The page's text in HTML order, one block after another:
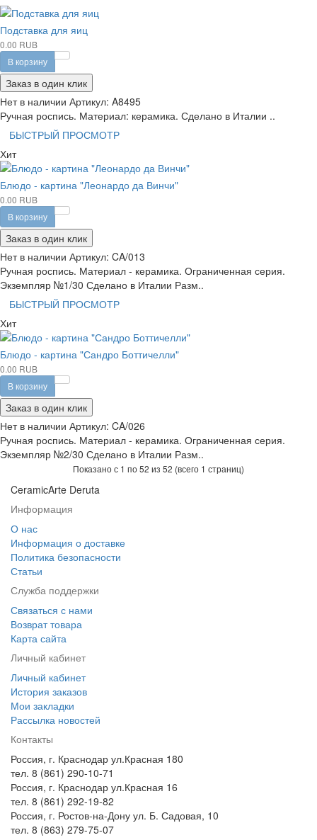
Подставка для яиц
0.00 RUB
В корзину
Заказ в один клик
Нет в наличии Артикул: A8495
Ручная роспись. Материал: керамика. Сделано в Италии ..
БЫСТРЫЙ ПРОСМОТР
Хит
Блюдо - картина "Леонардо да Винчи"
0.00 RUB
В корзину
Заказ в один клик
Нет в наличии Артикул: CA/013
Ручная роспись. Материал - керамика. Ограниченная серия.
Экземпляр №1/30 Сделано в Италии Разм..
БЫСТРЫЙ ПРОСМОТР
Хит
Блюдо - картина "Сандро Боттичелли"
0.00 RUB
В корзину
Заказ в один клик
Нет в наличии Артикул: CA/026
Ручная роспись. Материал - керамика. Ограниченная серия.
Экземпляр №2/30 Сделано в Италии Разм..
Показано с 1 по 52 из 52 (всего 1 страниц)
CeramicArte Deruta
Информация
О нас
Информация о доставке
Политика безопасности
Статьи
Служба поддержки
Связаться с нами
Возврат товара
Карта сайта
Личный кабинет
Личный кабинет
История заказов
Мои закладки
Рассылка новостей
Контакты
Россия, г. Краснодар ул.Красная 180
тел. 8 (861) 290-10-71
Россия, г. Краснодар ул.Красная 16
тел. 8 (861) 292-19-82
Россия, г. Ростов-на-Дону ул. Б. Садовая, 10
тел. 8 (863) 279-75-07